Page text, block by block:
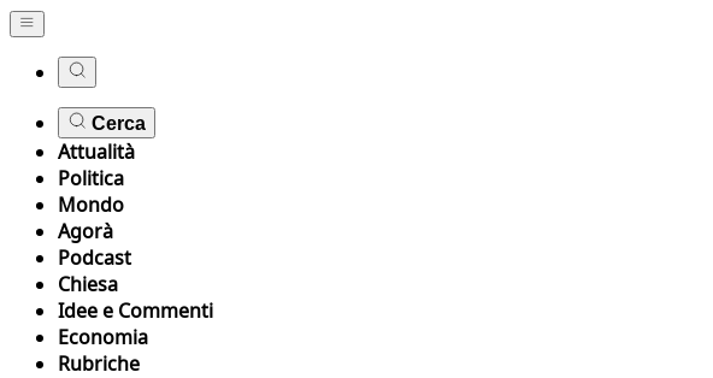
Cerca
Attualità
Politica
Mondo
Agorà
Podcast
Chiesa
Idee e Commenti
Economia
Rubriche